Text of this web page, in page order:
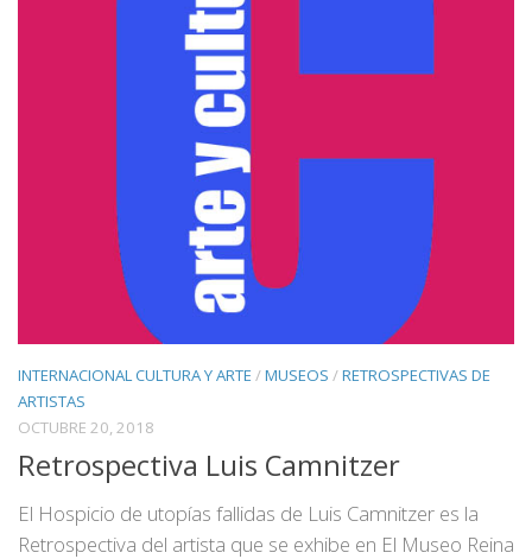
INTERNACIONAL CULTURA Y ARTE /MUSEOS /RETROSPECTIVAS DE
ARTISTAS
OCTUBRE 20, 2018
Retrospectiva Luis Camnitzer
El Hospicio de utopías fallidas de Luis Camnitzer es la
Retrospectiva del artista que se exhibe en El Museo Reina